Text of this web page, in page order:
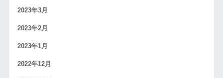
2023年3月
2023年2月
2023年1月
2022年12月